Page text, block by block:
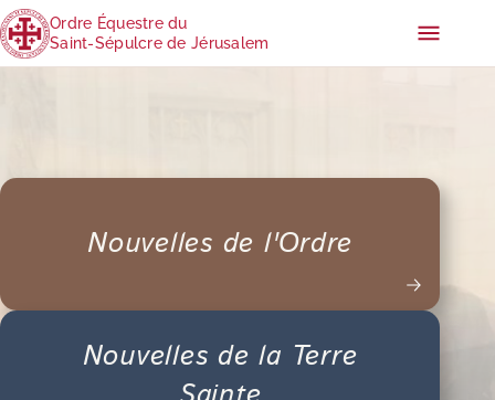
Ordre Équestre du
Saint-Sépulcre de Jérusalem
Nouvelles de l'Ordre
Nouvelles de la Terre